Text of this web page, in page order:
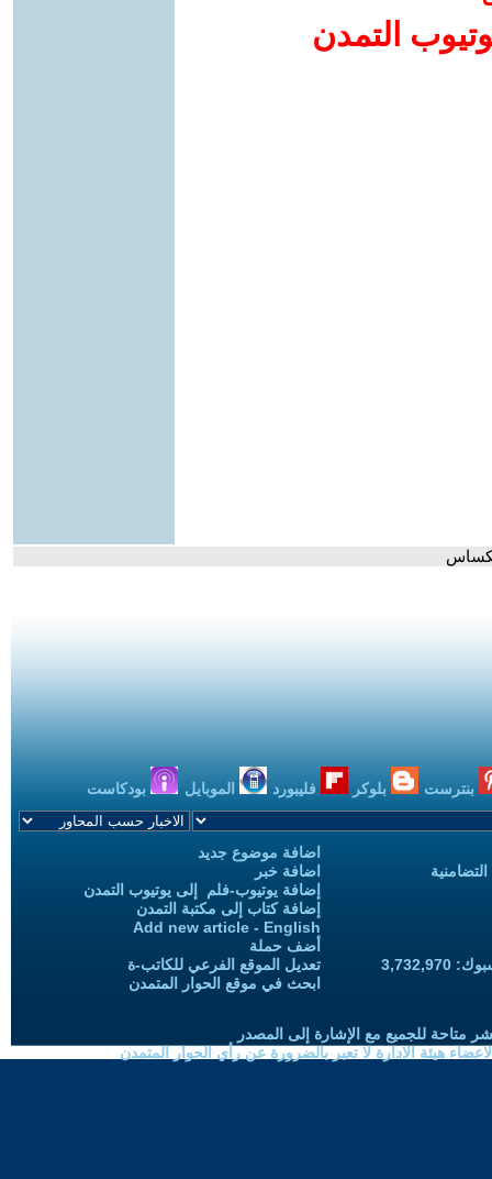
التمدن
بنترست بلوكر فليبورد الموبايل بودكاست
اضافة موضوع جديد
اضافة خبر
إضافة يوتيوب-فلم إلى يوتيوب التمدن
إضافة كتاب إلى مكتبة التمدن
Add new article - English
أضف حملة
تعديل الموقع الفرعي للكاتب-ة
ابحث في موقع الحوار المتمدن
متاحة للجميع مع الإشارة إلى المصدر
هيئة الادارة لا تعبر بالضرورة عن رأي الحوار المتمدن